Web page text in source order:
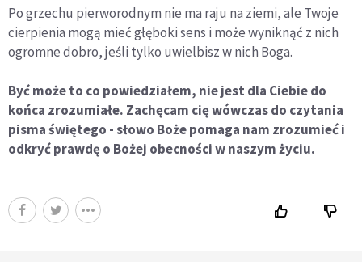
Po grzechu pierworodnym nie ma raju na ziemi, ale Twoje
cierpienia mogą mieć głęboki sens i może wyniknąć z nich
ogromne dobro, jeśli tylko uwielbisz w nich Boga.
Być może to co powiedziałem, nie jest dla Ciebie do
końca zrozumiałe. Zachęcam cię wówczas do czytania
pisma świętego - słowo Boże pomaga nam zrozumieć i
odkryć prawdę o Bożej obecności w naszym życiu.